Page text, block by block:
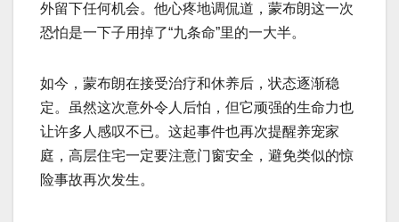
外留下任何机会。他心疼地调侃道，蒙布朗这一次
恐怕是一下子用掉了“九条命”里的一大半。
如今，蒙布朗在接受治疗和休养后，状态逐渐稳
定。虽然这次意外令人后怕，但它顽强的生命力也
让许多人感叹不已。这起事件也再次提醒养宠家
庭，高层住宅一定要注意门窗安全，避免类似的惊
险事故再次发生。